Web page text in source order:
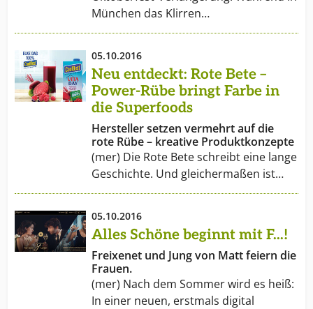
München das Klirren…
05.10.2016
Neu entdeckt: Rote Bete –
Power-Rübe bringt Farbe in
die Superfoods
Hersteller setzen vermehrt auf die
rote Rübe – kreative Produktkonzepte
(mer) Die Rote Bete schreibt eine lange
Geschichte. Und gleichermaßen ist…
05.10.2016
Alles Schöne beginnt mit F...!
Freixenet und Jung von Matt feiern die
Frauen.
(mer) Nach dem Sommer wird es heiß:
In einer neuen, erstmals digital